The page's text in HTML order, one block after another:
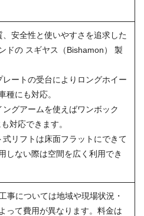
、安全性と使いやすさを追求した
ドの スギヤス（Bishamon） 製
レートの受台によりロングホイー
種にも対応。
ングアームを使えばワンボック
対応できます。
式リフトは床面フラットにできて
しない際は空間を広く利用でき
事については地域や現場状況・
って費用が異なります。料金は